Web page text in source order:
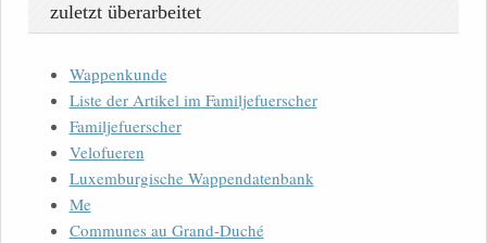
zuletzt überarbeitet
Wappenkunde
Liste der Artikel im Familjefuerscher
Familjefuerscher
Velofueren
Luxemburgische Wappendatenbank
Me
Communes au Grand-Duché